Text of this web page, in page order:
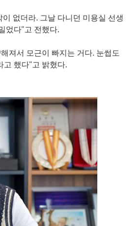
없더라. 그날 다니던 미용실 선생
었다"고 전했다.
져서 모근이 빠지는 거다. 눈썹도
고 했다"고 밝혔다.